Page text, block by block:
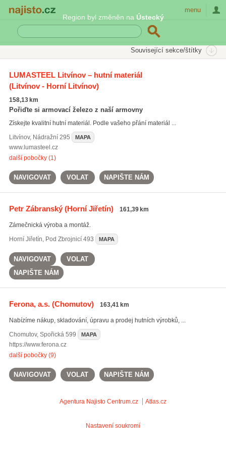
Region byl změněn na Ústecký
menu
Související sekce/štítky
dělení kovových materiálů(64)
betonářská ocel
ocelové trubky
Všechny související štítky
LUMASTEEL Litvínov – hutní materiál
(Litvínov - Horní Litvínov)
158,13 km
Pořiďte si armovací železo z naší armovny
Získejte kvalitní hutní materiál. Podle vašeho přání materiál ...
Litvínov, Nádražní 295 MAPA
www.lumasteel.cz
další pobočky (1)
NAVIGOVAT VOLAT NAPIŠTE NÁM
Petr Zábranský(Horní Jiřetín) 161,39 km
Zámečnická výroba a montáž.
Horní Jiřetín, Pod Zbrojnicí 493 MAPA
NAVIGOVAT
VOLAT
NAPIŠTE NÁM
Ferona, a.s.(Chomutov) 163,41 km
Nabízíme nákup, skladování, úpravu a prodej hutních výrobků, ...
Chomutov, Spořická 599 MAPA
https://www.ferona.cz
další pobočky (9)
NAVIGOVAT VOLAT NAPIŠTE NÁM
Agentura Najisto Centrum.cz Atlas.cz
Nastavení soukromí